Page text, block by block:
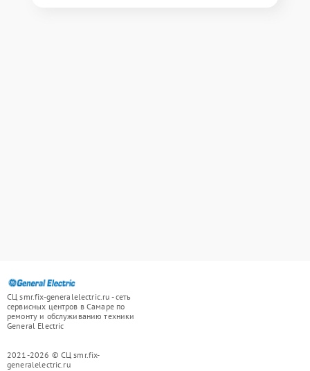
СЦ smr.fix-generalelectric.ru - сеть
сервисных центров в Самаре по
ремонту и обслуживанию техники
General Electric
2021-2026 © СЦ smr.fix-
generalelectric.ru